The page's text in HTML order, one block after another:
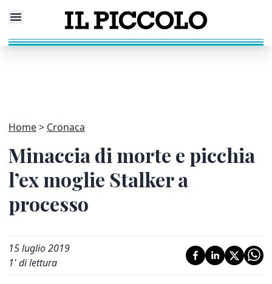
Home Cronaca
Minaccia di morte e picchia
l’ex moglie Stalker a
processo
15 luglio 2019
1' di lettura